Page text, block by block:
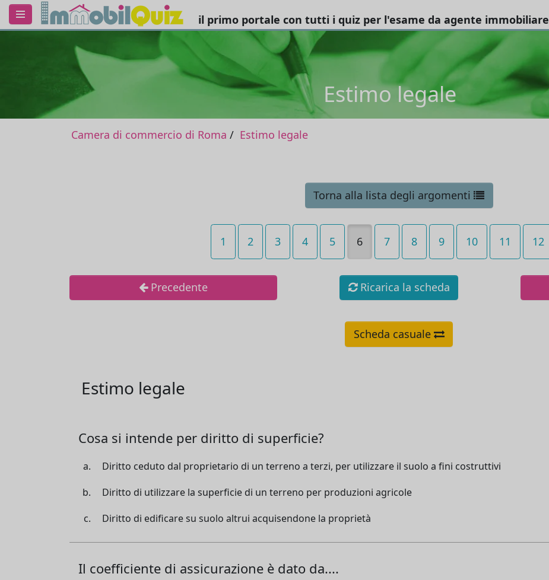
il primo portale con tutti i quiz per l'esame da agente immobiliare
Estimo legale
Camera di commercio di Roma Estimo legale
Torna alla lista degli argomenti
1 2 3 4 5 6 7 8 9 10 11 12
Precedente Ricarica la scheda
Scheda casuale
Estimo legale
Cosa si intende per diritto di superficie?
Diritto ceduto dal proprietario di un terreno a terzi, per utilizzare il suolo a fini costruttivi
Diritto di utilizzare la superficie di un terreno per produzioni agricole
Diritto di edificare su suolo altrui acquisendone la proprietà
Il coefficiente di assicurazione è dato da....